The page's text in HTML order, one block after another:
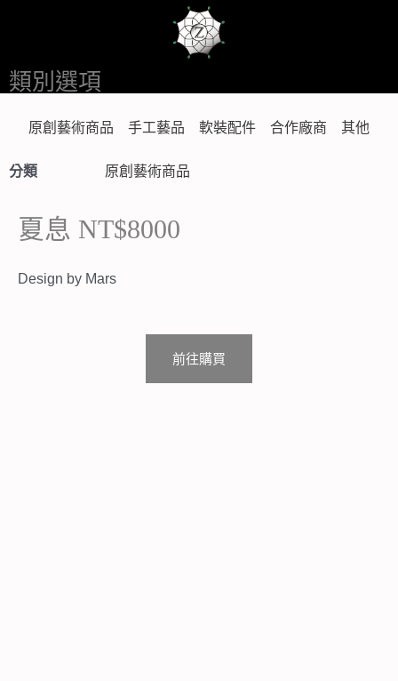
要類別選項
原創藝術商品 手工藝品 軟裝配件 合作廠商 其他
分類 原創藝術商品
夏息 NT$8000
Design by Mars
前往購買